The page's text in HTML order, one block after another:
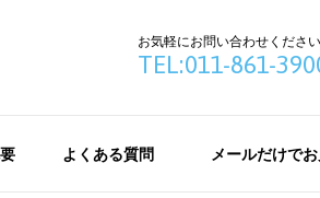
お気軽にお問い合わせください
TEL:011-861-
よくある質問 メールだけで